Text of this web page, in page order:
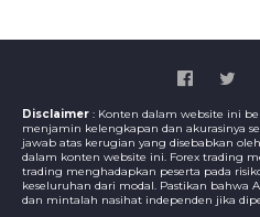
Disclaimer : Konten dalam website ini
menjamin kelengkapan dan akurasinya
jawab atas kerugian yang disebabkan
dalam konten website ini. Forex trading
trading menghadapkan peserta pada
keseluruhan dari modal. Pastikan bahwa
dan mintalah nasihat independen jika